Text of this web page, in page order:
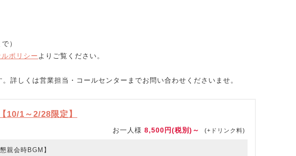
）
ポリシー よりご覧ください。
詳しくは営業担当・コールセンターまでお問い合わせくださいませ。
【10/1～2/28限定】
お一人様 8,500円(税別)～ (+ドリンク料)
親会時BGM】